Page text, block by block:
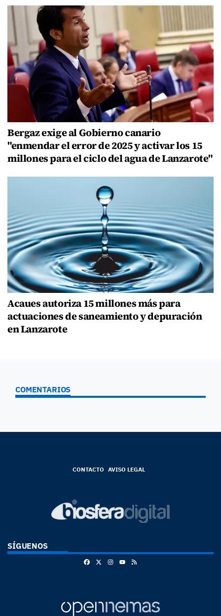
Bergaz exige al Gobierno canario
"enmendar el error de 2025 y activar los 15
millones para el ciclo del agua de Lanzarote"
Acaues autoriza 15 millones más para
actuaciones de saneamiento y depuración
en Lanzarote
COMENTARIOS
CONTACTO AVISO LEGAL
SÍGUENOS
FacebookInstagram